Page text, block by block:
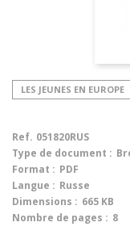
LES JEUNES EN EUROPE
Ref. 051820RUS
Type de document :
Format : PDF
Langue : Russe
Dimensions : 665 KB
Nombre de pages : 8